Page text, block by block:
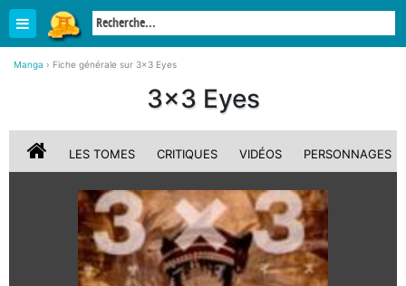
Manga › Fiche générale sur 3x3 Eyes
3x3 Eyes
LES TOMES CRITIQUES VIDÉOS PERSONNAGES